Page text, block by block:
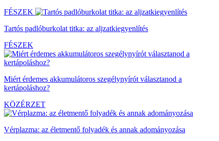
FÉSZEK
Tartós padlóburkolat titka: az aljzatkiegyenlítés
FÉSZEK
Miért érdemes akkumulátoros szegélynyírót választanod a
kertápoláshoz?
KÖZÉRZET
Vérplazma: az életmentő folyadék és annak adományozása